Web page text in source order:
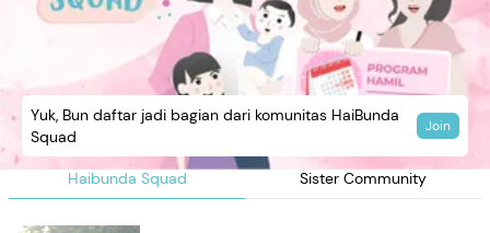
Haibunda Squad Sister Community
Yuk, Bun daftar jadi bagian dari komunitas HaiBunda
Squad
Join